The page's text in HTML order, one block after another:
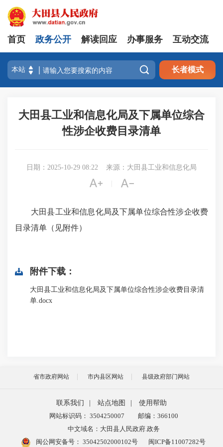
首页 政务公开 解读回应 办事服务 互动交流
 长者模式
大田县工业和信息化局及下属单位综合
性涉企收费目录清单
日期：2025-10-29 08:22 来源：大田县工业和信息化局
 
大田县工业和信息化局及下属单位综合性涉企收费
目录清单（见附件）
附件下载：
大田县工业和信息化局及下属单位综合性涉企收费目录清
单.docx
省市政府网站 市内县区网站 县级政府部门网站
联系我们 站点地图
使用帮助
网站标识码： 3504250007
邮编：366100
中文域名：大田县人民政府.政务
闽公网安备号： 35042502000102号 闽ICP备11007282号